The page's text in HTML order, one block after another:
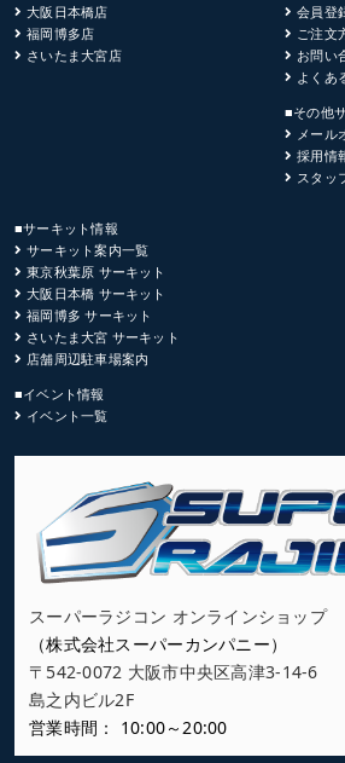
大阪日本橋店
福岡博多店
さいたま大宮店
会員登
ご注文
お問い
よくあ
■その他
メール
採用情
スタッ
■サーキット情報
サーキット案内一覧
東京秋葉原 サーキット
大阪日本橋 サーキット
福岡博多 サーキット
さいたま大宮 サーキット
店舗周辺駐車場案内
■イベント情報
イベント一覧
スーパーラジコン オンラインショップ
（株式会社スーパーカンパニー）
〒542-0072 大阪市中央区高津3-14-6
島之内ビル2F
営業時間： 10:00～20:00